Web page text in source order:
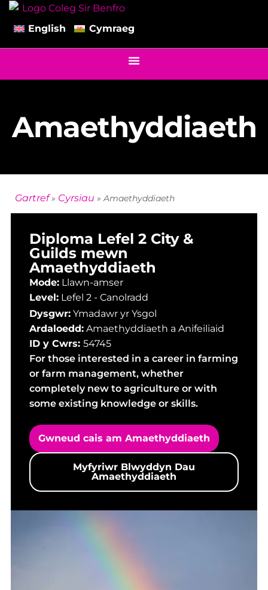
English Cymraeg
Amaethyddiaeth
Gartref» Cyrsiau » Amaethyddiaeth
Diploma Lefel 2 City &
Guilds mewn
Amaethyddiaeth
Mode: Llawn-amser
Level: Lefel 2 - Canolradd
Dysgwr: Ymadawr yr Ysgol
Ardaloedd: Amaethyddiaeth a Anifeiliaid
ID y Cwrs: 54745
For those interested in a career in farming
or farm management, whether
completely new to agriculture or with
some existing knowledge or skills.
Gwneud cais am Amaethyddiaeth
Myfyriwr Blwyddyn Dau
Amaethyddiaeth